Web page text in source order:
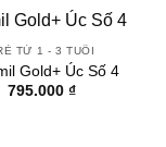
TỪ 1 - 3 TUỔI
Gold+ Úc Số 4
795.000 ₫